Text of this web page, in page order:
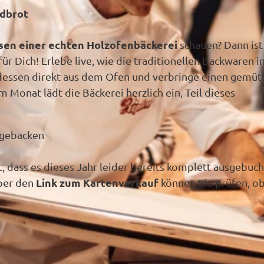
einer echten Holzofenbäckereischauen? Dann ist
Dich! Erlebe live, wie die traditionellen Backwaren
direkt aus dem Ofen und verbringe einen
Monat lädt die Bäckerei herzlich ein, Teil dieses
es dieses Jahr leider bereits komplett
den Link zum Kartenverkauf können Sie prüfen,